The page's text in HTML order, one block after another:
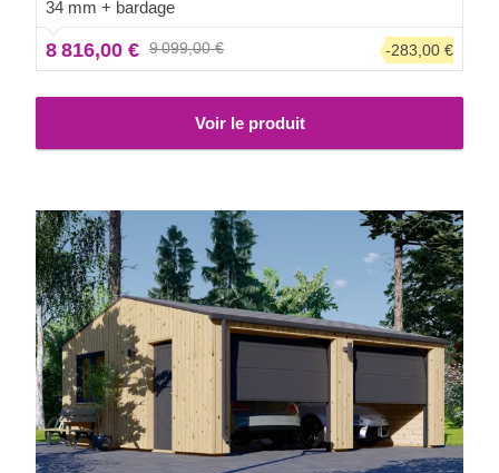
34 mm + bardage
8 816,00 € 9 099,00 € -283,00 €
Voir le produit